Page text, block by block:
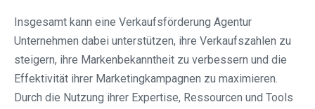
Insgesamt kann eine Verkaufsförderung Agentur
Unternehmen dabei unterstützen, ihre Verkaufszahlen zu
steigern, ihre Markenbekanntheit zu verbessern und die
Effektivität ihrer Marketingkampagnen zu maximieren.
Durch die Nutzung ihrer Expertise, Ressourcen und Tools